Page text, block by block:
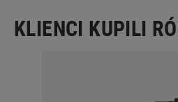
KLIENCI KUPILI